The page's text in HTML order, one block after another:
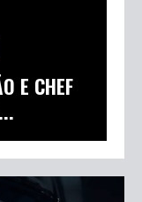
E CHEF